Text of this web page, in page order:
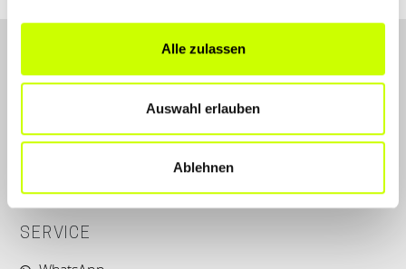
Alle zulassen
Auswahl erlauben
Ablehnen
SERVICE